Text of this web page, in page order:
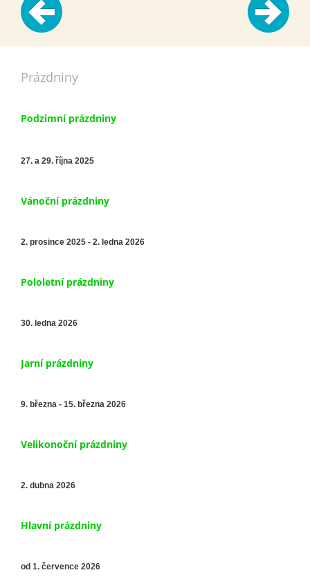
Prázdniny
Podzimní prázdniny
27. a 29. října 2025
Vánoční prázdniny
2. prosince 2025 - 2. ledna 2026
Pololetní prázdniny
30. ledna 2026
Jarní prázdniny
9. března - 15. března 2026
Velikonoční prázdniny
2. dubna 2026
Hlavní prázdniny
od 1. července 2026